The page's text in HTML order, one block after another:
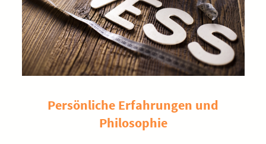
Persönliche Erfahrungen und
Philosophie